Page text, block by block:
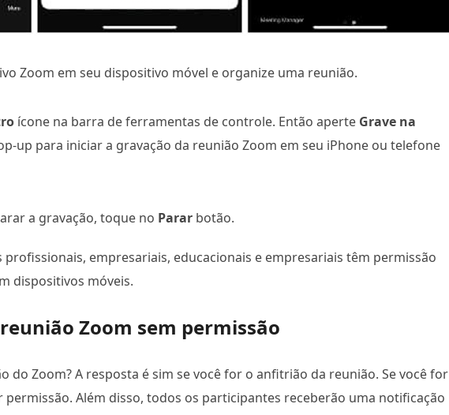
Zoom em seu dispositivo móvel e organize uma reunião.
ícone na barra de ferramentas de controle. Então aperte Grave na
up para iniciar a gravação da reunião Zoom em seu iPhone ou telefone
a gravação, toque no Parar botão.
profissionais, empresariais, educacionais e empresariais têm permissão
dispositivos móveis.
Zoom sem permissão
do Zoom? A resposta é sim se você for o anfitrião da reunião. Se você for
Além disso, todos os participantes receberão uma notificação